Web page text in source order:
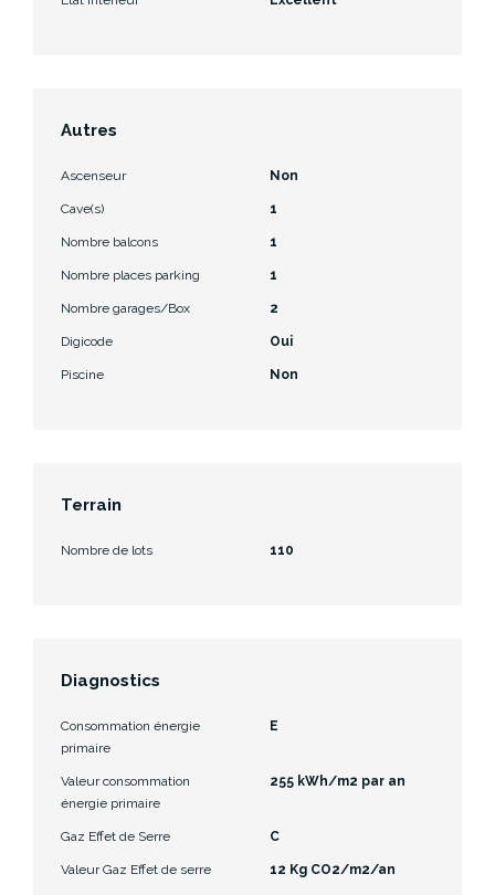
Autres
Ascenseur Non
Cave(s) 1
Nombre balcons 1
Nombre places parking 1
Nombre garages/Box 2
Digicode Oui
Piscine Non
Terrain
Nombre de lots 110
Diagnostics
Consommation énergie
primaire
E
Valeur consommation
énergie primaire
255 kWh/m2 par an
Gaz Effet de Serre C
Valeur Gaz Effet de serre 12 Kg CO2/m2/an